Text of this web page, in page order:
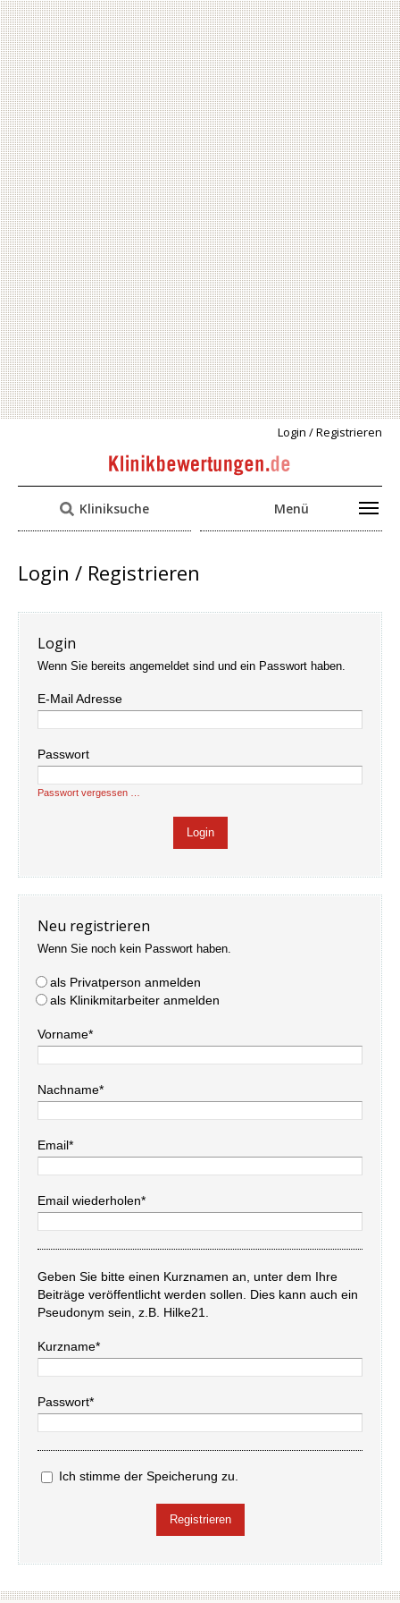
Login / Registrieren
Kliniksuche Menü
Login / Registrieren
Login
Wenn Sie bereits angemeldet sind und ein Passwort haben.
E-Mail Adresse
Passwort
Passwort vergessen …
Neu registrieren
Wenn Sie noch kein Passwort haben.
als Privatperson anmelden
als Klinikmitarbeiter anmelden
Vorname*
Nachname*
Email*
Email wiederholen*
Geben Sie bitte einen Kurznamen an, unter dem Ihre
Beiträge veröffentlicht werden sollen. Dies kann auch ein
Pseudonym sein, z.B. Hilke21.
Kurzname*
Passwort*
Ich stimme der Speicherung zu.